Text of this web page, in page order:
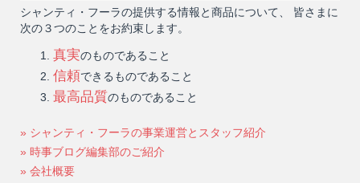
シャンティ・フーラの提供する情報と商品について、 皆さまに
次の３つのことをお約束します。
真実のものであること
信頼できるものであること
最高品質のものであること
» シャンティ・フーラの事業運営とスタッフ紹介
» 時事ブログ編集部のご紹介
» 会社概要